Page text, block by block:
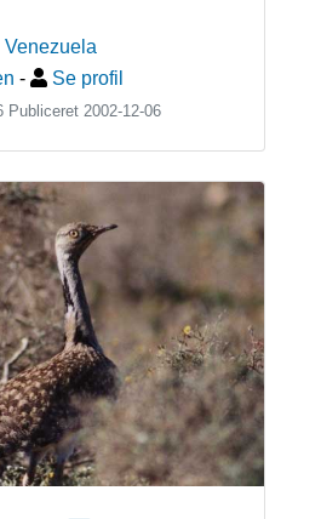
Venezuela
- Se profil
Publiceret 2002-12-06